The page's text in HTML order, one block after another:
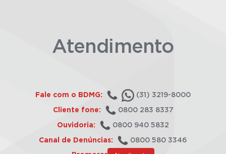
Atendimento
Fale com o BDMG: (31) 3219-8000
Cliente fone: 0800 283 8337
Ouvidoria: 0800 940 5832
Canal de Denúncias: 0800 580 3346